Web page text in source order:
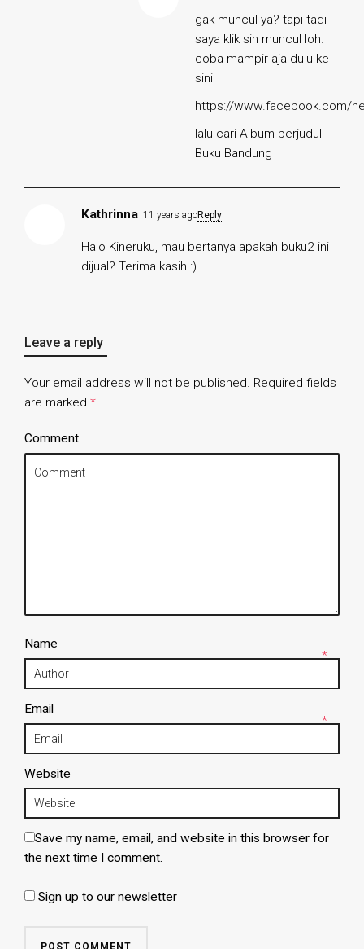
gak muncul ya? tapi tadi
saya klik sih muncul loh.
coba mampir aja dulu ke
sini
https://www.facebook.com/
lalu cari Album berjudul
Buku Bandung
Kathrinna 11 years agoReply
Halo Kineruku, mau bertanya apakah buku2 ini
dijual? Terima kasih :)
Leave a reply
Your email address will not be published. Required fields
are marked *
Comment
Name
*
Email
*
Website
Save my name, email, and website in this browser for
the next time I comment.
Sign up to our newsletter